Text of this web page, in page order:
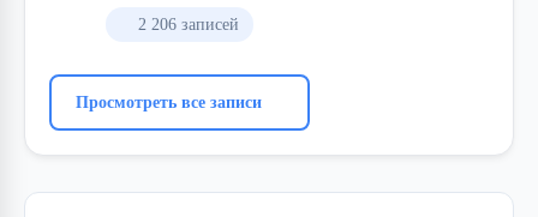
2 206 записей
Просмотреть все записи